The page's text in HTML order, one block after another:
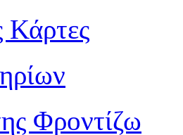
Κάρτες
Φροντίζω